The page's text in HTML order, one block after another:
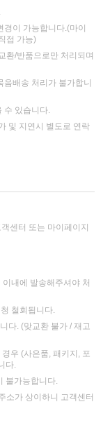
이 가능합니다.(마이
접 가능)
환/반품으로만 처리되며
배송 처리가 불가합니
수 있습니다.
및 지연시 별도로 연락
센터 또는 마이페이지
내에 발송해주셔야 처
철회됩니다.
다. (맞교환 불가 / 재고
우 (사은품, 패키지, 포
다.
불가능합니다.
소가 상이하니 고객센터